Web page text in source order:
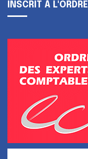
INSCRIT À L'ORDRE